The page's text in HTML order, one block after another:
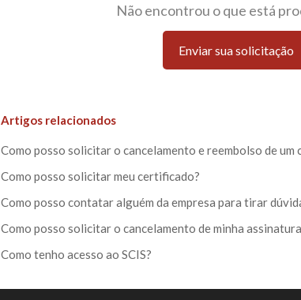
Não encontrou o que está
Enviar sua solicitação
Artigos relacionados
Como posso solicitar o cancelamento e reembolso de um
Como posso solicitar meu certificado?
Como posso contatar alguém da empresa para tirar
Como posso solicitar o cancelamento de minha assinatura
Como tenho acesso ao SCIS?